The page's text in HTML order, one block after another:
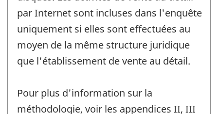
par Internet sont incluses dans l'enquête
uniquement si elles sont effectuées au
moyen de la même structure juridique
que l'établissement de vente au détail.
Pour plus d'information sur la
méthodologie, voir les appendices II, III